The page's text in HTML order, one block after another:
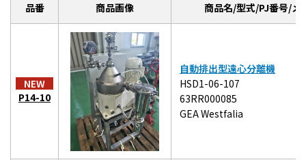
品番 商品画像 商品名/型式/PJ番号/メ
NEW
P14-10
自動排出型遠心分離機
HSD1-06-107
63RR000085
GEA Westfalia